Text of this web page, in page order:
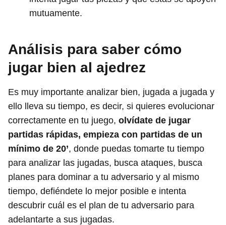
mutuamente.
Análisis para saber cómo
jugar bien al ajedrez
Es muy importante analizar bien, jugada a jugada y
ello lleva su tiempo, es decir, si quieres evolucionar
correctamente en tu juego, olvídate de jugar
partidas rápidas, empieza con partidas de un
mínimo de 20’, donde puedas tomarte tu tiempo
para analizar las jugadas, busca ataques, busca
planes para dominar a tu adversario y al mismo
tiempo, defiéndete lo mejor posible e intenta
descubrir cuál es el plan de tu adversario para
adelantarte a sus jugadas.